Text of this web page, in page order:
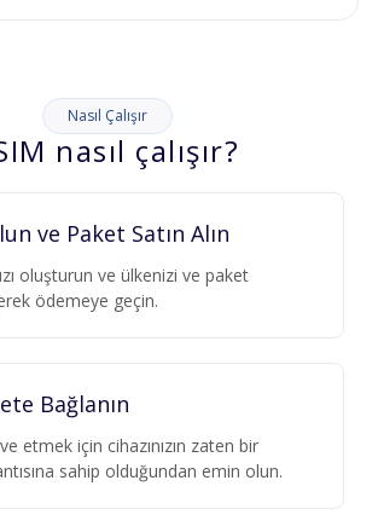
Nasıl Çalışır
nasıl çalışır?
ve Paket Satın Alın
oluşturun ve ülkenizi ve paket
ödemeye geçin.
Bağlanın
etmek için cihazınızın zaten bir
sahip olduğundan emin olun.